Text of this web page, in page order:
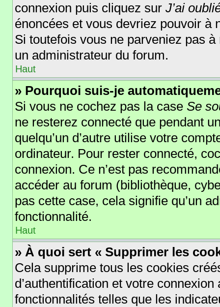
connexion puis cliquez sur J’ai
énoncées et vous devriez pouvoir à
Si toutefois vous ne parveniez pas
un administrateur du forum.
Haut
» Pourquoi suis-je
Si vous ne cochez pas la case Se
ne resterez connecté que pendant
quelqu’un d’autre utilise votre
ordinateur. Pour rester connecté,
connexion. Ce n’est pas
accéder au forum (bibliothèque,
pas cette case, cela signifie qu’un
fonctionnalité.
Haut
» À quoi sert « Supprimer les
Cela supprime tous les cookies
d’authentification et votre
fonctionnalités telles que les